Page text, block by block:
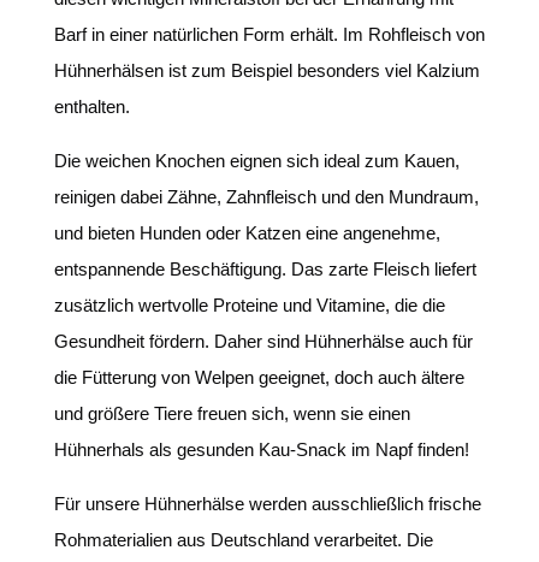
Barf in einer natürlichen Form erhält. Im Rohfleisch von
Hühnerhälsen ist zum Beispiel besonders viel Kalzium
enthalten.
Die weichen Knochen eignen sich ideal zum Kauen,
reinigen dabei Zähne, Zahnfleisch und den Mundraum,
und bieten Hunden oder Katzen eine angenehme,
entspannende Beschäftigung. Das zarte Fleisch liefert
zusätzlich wertvolle Proteine und Vitamine, die die
Gesundheit fördern. Daher sind Hühnerhälse auch für
die Fütterung von Welpen geeignet, doch auch ältere
und größere Tiere freuen sich, wenn sie einen
Hühnerhals als gesunden Kau-Snack im Napf finden!
Für unsere Hühnerhälse werden ausschließlich frische
Rohmaterialien aus Deutschland verarbeitet. Die